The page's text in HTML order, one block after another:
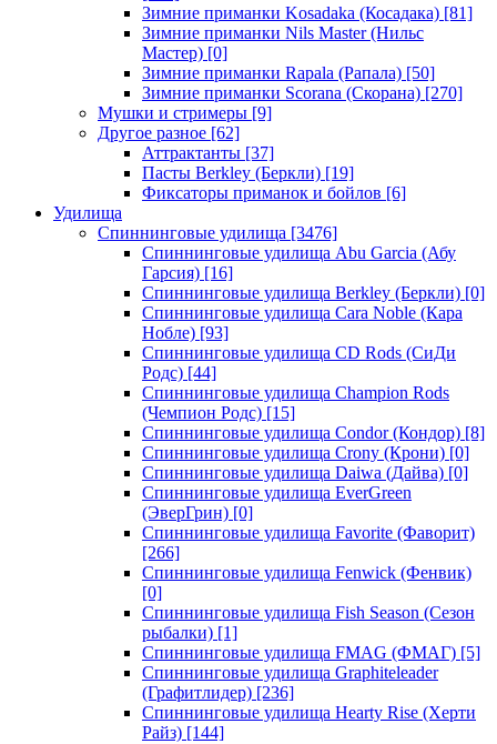
Зимние приманки Kosadaka (Косадака) [81]
Зимние приманки Nils Master (Нильс
Мастер) [0]
Зимние приманки Rapala (Рапала) [50]
Зимние приманки Scorana (Скорана) [270]
Мушки и стримеры [9]
Другое разное [62]
Аттрактанты [37]
Пасты Berkley (Беркли) [19]
Фиксаторы приманок и бойлов [6]
Удилища
Спиннинговые удилища [3476]
Спиннинговые удилища Abu Garcia (Абу
Гарсия) [16]
Спиннинговые удилища Berkley (Беркли) [0]
Спиннинговые удилища Cara Noble (Кара
Нобле) [93]
Спиннинговые удилища CD Rods (СиДи
Родс) [44]
Спиннинговые удилища Champion Rods
(Чемпион Родс) [15]
Спиннинговые удилища Condor (Кондор) [8]
Спиннинговые удилища Crony (Крони) [0]
Спиннинговые удилища Daiwa (Дайва) [0]
Спиннинговые удилища EverGreen
(ЭверГрин) [0]
Спиннинговые удилища Favorite (Фаворит)
[266]
Спиннинговые удилища Fenwick (Фенвик)
[0]
Спиннинговые удилища Fish Season (Сезон
рыбалки) [1]
Спиннинговые удилища FMAG (ФМАГ) [5]
Спиннинговые удилища Graphiteleader
(Графитлидер) [236]
Спиннинговые удилища Hearty Rise (Херти
Райз) [144]